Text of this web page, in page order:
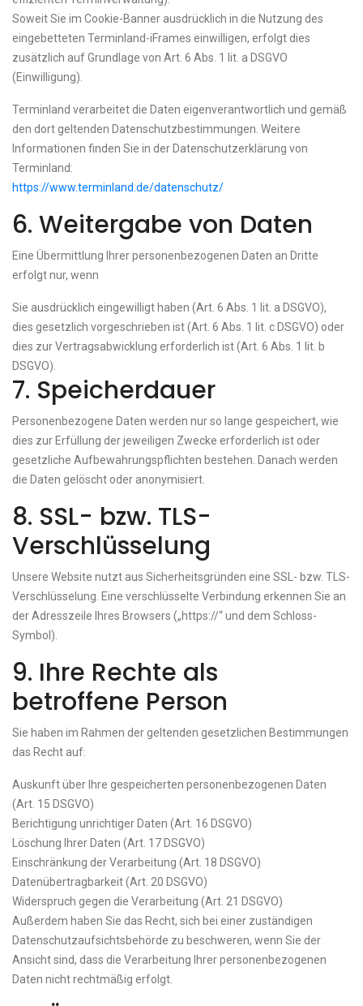
Soweit Sie im Cookie-Banner ausdrücklich in die Nutzung des
eingebetteten Terminland-iFrames einwilligen, erfolgt dies
zusätzlich auf Grundlage von Art. 6 Abs. 1 lit. a DSGVO
(Einwilligung).
Terminland verarbeitet die Daten eigenverantwortlich und gemäß
den dort geltenden Datenschutzbestimmungen. Weitere
Informationen finden Sie in der Datenschutzerklärung von
Terminland:
https://www.terminland.de/datenschutz/
6. Weitergabe von Daten
Eine Übermittlung Ihrer personenbezogenen Daten an Dritte
erfolgt nur, wenn
Sie ausdrücklich eingewilligt haben (Art. 6 Abs. 1 lit. a DSGVO),
dies gesetzlich vorgeschrieben ist (Art. 6 Abs. 1 lit. c DSGVO) oder
dies zur Vertragsabwicklung erforderlich ist (Art. 6 Abs. 1 lit. b
DSGVO).
7. Speicherdauer
Personenbezogene Daten werden nur so lange gespeichert, wie
dies zur Erfüllung der jeweiligen Zwecke erforderlich ist oder
gesetzliche Aufbewahrungspflichten bestehen. Danach werden
die Daten gelöscht oder anonymisiert.
8. SSL- bzw. TLS-
Verschlüsselung
Unsere Website nutzt aus Sicherheitsgründen eine SSL- bzw. TLS-
Verschlüsselung. Eine verschlüsselte Verbindung erkennen Sie an
der Adresszeile Ihres Browsers („https://“ und dem Schloss-
Symbol).
9. Ihre Rechte als
betroffene Person
Sie haben im Rahmen der geltenden gesetzlichen Bestimmungen
das Recht auf:
Auskunft über Ihre gespeicherten personenbezogenen Daten
(Art. 15 DSGVO)
Berichtigung unrichtiger Daten (Art. 16 DSGVO)
Löschung Ihrer Daten (Art. 17 DSGVO)
Einschränkung der Verarbeitung (Art. 18 DSGVO)
Datenübertragbarkeit (Art. 20 DSGVO)
Widerspruch gegen die Verarbeitung (Art. 21 DSGVO)
Außerdem haben Sie das Recht, sich bei einer zuständigen
Datenschutzaufsichtsbehörde zu beschweren, wenn Sie der
Ansicht sind, dass die Verarbeitung Ihrer personenbezogenen
Daten nicht rechtmäßig erfolgt.